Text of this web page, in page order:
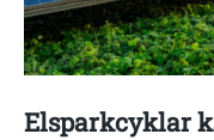
Elsparkcyklar